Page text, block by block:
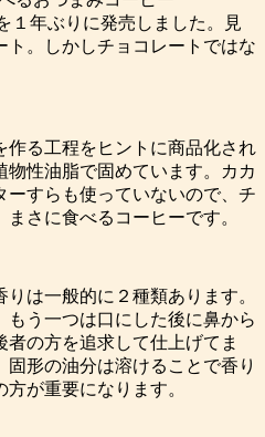
１年ぶりに発売しました。見
ト。しかしチョコレートではな
作る工程をヒントに商品化され
性油脂で固めています。カカ
ーすらも使っていないので、チ
さに食べるコーヒーです。
は一般的に２種類あります。
う一つは口にした後に鼻から
の方を追求して仕上げてま
形の油分は溶けることで香り
が重要になります。